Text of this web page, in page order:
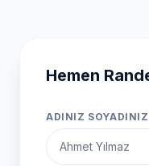
Hemen
ADINIZ SOYADINIZ